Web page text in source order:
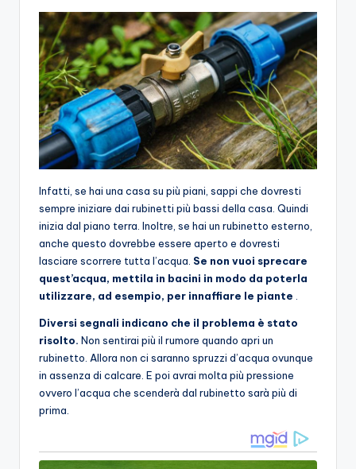
Infatti, se hai una casa su più piani, sappi che dovresti
sempre iniziare dai rubinetti più bassi della casa. Quindi
inizia dal piano terra. Inoltre, se hai un rubinetto esterno,
anche questo dovrebbe essere aperto e dovresti
lasciare scorrere tutta l’acqua. Se non vuoi sprecare
quest’acqua, mettila in bacini in modo da poterla
utilizzare, ad esempio, per innaffiare le piante .
Diversi segnali indicano che il problema è stato
risolto. Non sentirai più il rumore quando apri un
rubinetto. Allora non ci saranno spruzzi d’acqua ovunque
in assenza di calcare. E poi avrai molta più pressione
ovvero l’acqua che scenderà dal rubinetto sarà più di
prima.